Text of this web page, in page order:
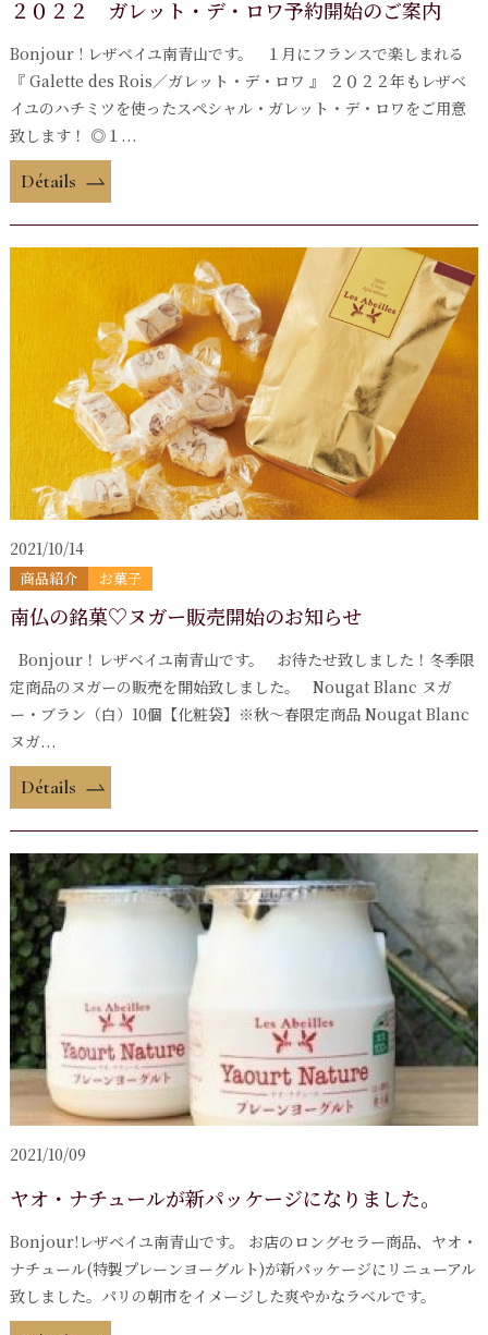
２０２２ ガレット・デ・ロワ予約開始のご案内
Bonjour ! レザベイユ南青山です。 １月にフランスで楽しまれる
『 Galette des Rois／ガレット・デ・ロワ 』 ２０２２年もレザベ
イユのハチミツを使ったスペシャル・ガレット・デ・ロワをご用意
致します！ ◎１...
Détails
2021/10/14
商品紹介 お菓子
南仏の銘菓♡ヌガー販売開始のお知らせ
Bonjour！レザベイユ南青山です。 お待たせ致しました！冬季限
定商品のヌガーの販売を開始致しました。 Nougat Blanc ヌガ
ー・ブラン（白）10個【化粧袋】※秋～春限定商品 Nougat Blanc
ヌガ...
Détails
2021/10/09
ヤオ・ナチュールが新パッケージになりました。
Bonjour!レザベイユ南青山です。 お店のロングセラー商品、ヤオ・
ナチュール(特製プレーンヨーグルト)が新パッケージにリニューアル
致しました。パリの朝市をイメージした爽やかなラベルです。